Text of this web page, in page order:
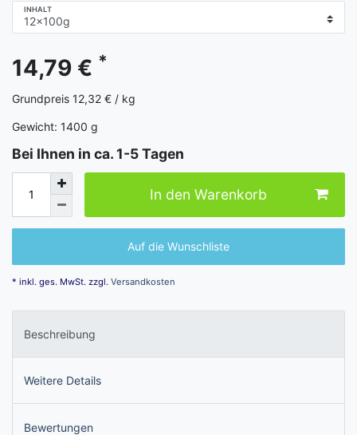
INHALT
14,79 € *
Grundpreis 12,32 € / kg
Gewicht: 1400 g
Bei Ihnen in ca. 1-5 Tagen
In den Warenkorb
Auf die Wunschliste
* inkl. ges. MwSt. zzgl. Versandkosten
Beschreibung
Weitere Details
Bewertungen